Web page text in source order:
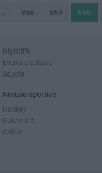
... 858 859 860
Nightlife
Eventi e cultura
Scuola
Notizie sportive
Hockey
Calcio a 5
Calcio